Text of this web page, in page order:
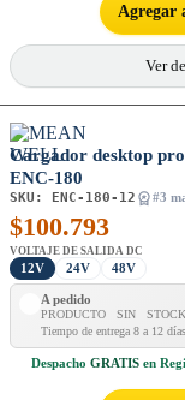
Agregar
Ver
Cargador desktop
ENC-180
SKU: ENC-180-12 #3
$100.793
VOLTAJE DE SALIDA DC
12V 24V 48V
A pedido
PRODUCTO SIN
Tiempo de entrega 8 a 12
Despacho GRATIS en